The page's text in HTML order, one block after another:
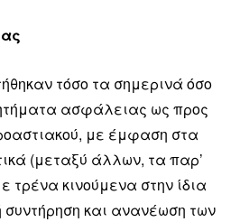
τόσο τα σημερινά όσο
ασφάλειας ως προς
με έμφαση στα
(μεταξύ άλλων, τα παρ’
τρένα κινούμενα στην ίδια
και ανανέωση των